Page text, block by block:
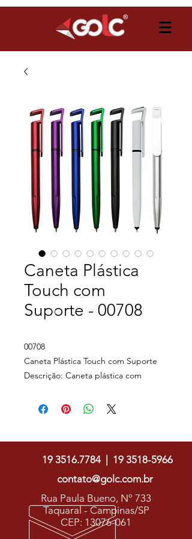
Caneta Plástica
Touch com
Suporte - 00708
00708
Caneta Plástica Touch com Suporte
Descrição: Caneta plástica com
screen e limpador de tela. Carga
Comprimento : 14,9 cm
Medidas aproximadas para gravação
Peso aproximado (g): 10
19 3516.7784| 19 3518-5966
contato@golc.com.br
Rua Paula Bueno, Nº 733
Taquaral - Campinas/SP
CEP: 13076-061